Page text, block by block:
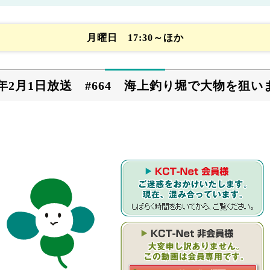
月曜日 17:30～ほか
2月1日放送 #664 海上釣り堀で大物を狙い